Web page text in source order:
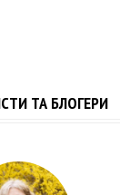
ТА БЛОГЕРИ